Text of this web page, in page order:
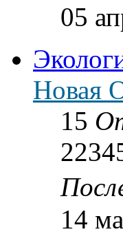
05
Новая
15
14